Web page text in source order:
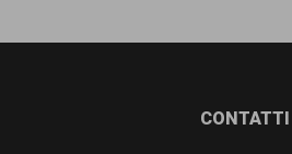
CONTATTI